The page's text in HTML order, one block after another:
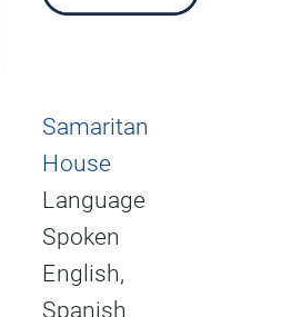
Samaritan
House
Language
Spoken
English,
Spanish